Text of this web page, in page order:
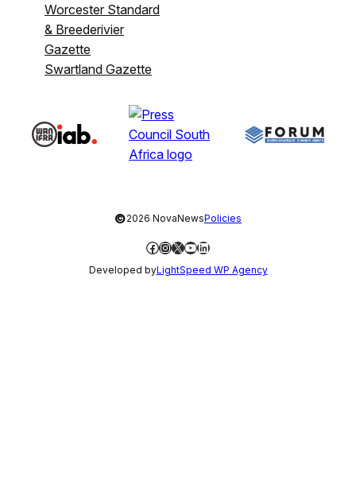
Worcester Standard
& Breederivier
Gazette
Swartland Gazette
©2026 NovaNewsPolicies
Facebook
Instagram
X YouTube
LinkedIn
Developed byLightSpeed WP Agency